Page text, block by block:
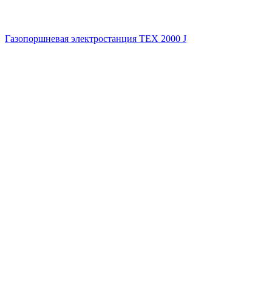
Газопоршневая электростанция ТЕХ 2000 J